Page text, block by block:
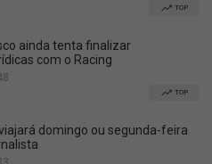
TOP
ainda tenta finalizar
com o Racing
TOP
domingo ou segunda-feira